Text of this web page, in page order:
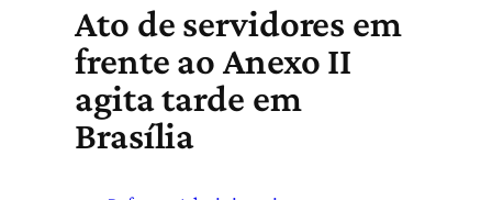
Ato de servidores em
frente ao Anexo II
agita tarde em
Brasília